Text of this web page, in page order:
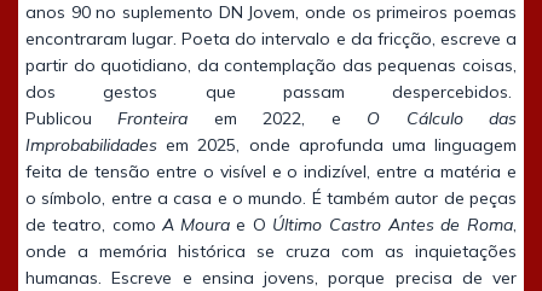
anos 90 no suplemento DN Jovem, onde os primeiros poemas
encontraram lugar. Poeta do intervalo e da fricção, escreve a
partir do quotidiano, da contemplação das pequenas coisas,
dos gestos que passam despercebidos.
Publicou Fronteira em 2022, e O Cálculo das
Improbabilidades em 2025, onde aprofunda uma linguagem
feita de tensão entre o visível e o indizível, entre a matéria e
o símbolo, entre a casa e o mundo. É também autor de peças
de teatro, como A Moura e O Último Castro Antes de Roma,
onde a memória histórica se cruza com as inquietações
humanas. Escreve e ensina jovens, porque precisa de ver